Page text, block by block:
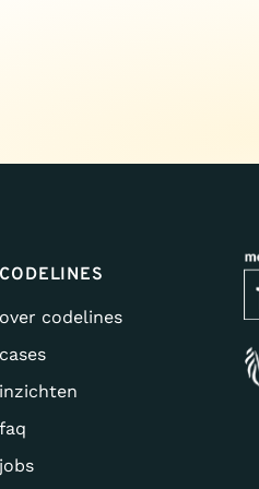
CODELINES
over codelines
cases
inzichten
faq
jobs